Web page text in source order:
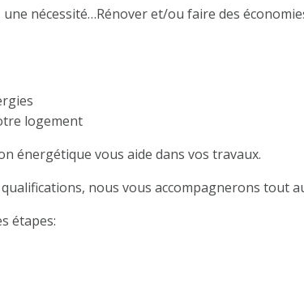
nécessité…Rénover et/ou faire des
logement
énergétique vous aide dans vos travaux.
nous vous accompagnerons tout
étapes: